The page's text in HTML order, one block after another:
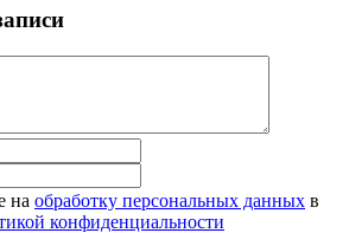
на обработку персональных данных в
конфиденциальности